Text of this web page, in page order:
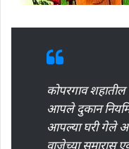
कोपरगाव शहातील
आपले दुकान
आपल्या घरी गेले
वाजेच्या सुमारास